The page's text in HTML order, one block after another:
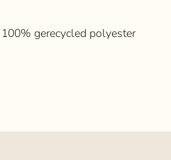
gerecycled polyester